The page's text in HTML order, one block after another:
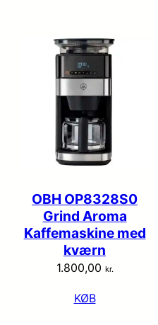
OBH OP8328S0
Grind Aroma
Kaffemaskine med
kværn
1.800,00 kr.
KØB